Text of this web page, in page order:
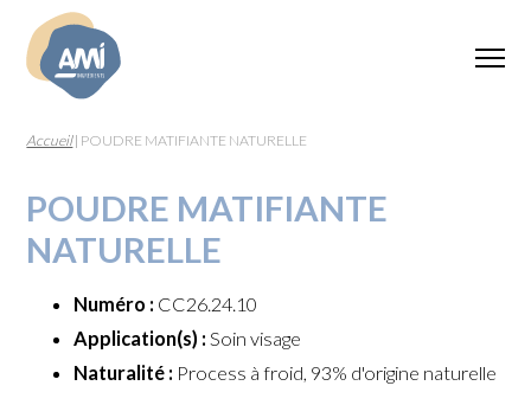
Accueil| POUDRE MATIFIANTE NATURELLE
POUDRE MATIFIANTE
NATURELLE
Numéro : CC26.24.10
Application(s) : Soin visage
Naturalité : Process à froid, 93% d'origine naturelle